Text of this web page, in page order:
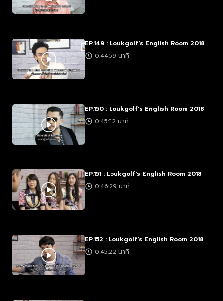
EP.149 : Loukgolf's English Room 2018
0:44:59 นาที
EP.150 : Loukgolf's English Room 2018
0:45:32 นาที
EP.151 : Loukgolf's English Room 2018
0:46:29 นาที
EP.152 : Loukgolf's English Room 2018
0:45:22 นาที